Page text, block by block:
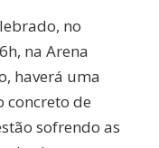
no
na Arena
haverá uma
concreto de
sofrendo as